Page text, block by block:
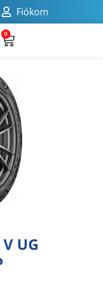
Fiókom
0
UG